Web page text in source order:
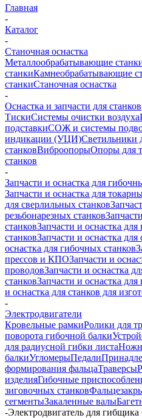
Главная
-
Каталог
-
Станочная оснастка
Металлообрабатывающие
станкиКамнеобрабатывающие
станкиСтаночная оснастка
-
Оснастка и запчасти для станков
ТискиСистемы очистки воздуха
подставкиСОЖ и системы
индикации (УЦИ)Светильники
станковВиброопорыОпоры для
станков
-
Запчасти и оснастка для
Запчасти и оснастка для
для сверлильных станков
резьбонарезных станков
станковЗапчасти и оснастка
станковЗапчасти и оснастка для
оснастка для гибочных станков
прессов и КПОЗапчасти и
проводовЗапчасти и оснастка
станковЗапчасти и оснастка
и оснастка для станков для
-
Электродвигатели
Кровельные рамкиРолики для
поворота гибочной балки
для радиусной гибки листа
балкиУгломерыПедали
формирования фальцаТраверсы
изделияГибочные
зиговочных станков
сегментыЗакаленные валы
-Электродвигатель для